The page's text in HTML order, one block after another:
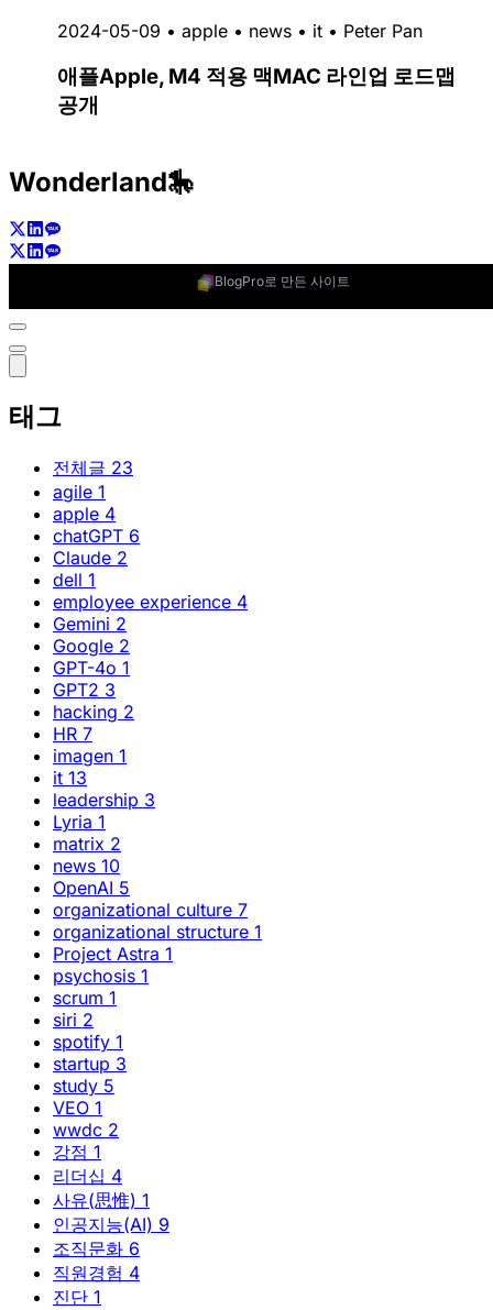
2024-05-09 • apple • news • it • Peter Pan
애플Apple, M4 적용 맥MAC 라인업 로드맵
공개
Wonderland🎠
BlogPro로 만든 사이트
태그
전체글 23
agile 1
apple 4
chatGPT 6
Claude 2
dell 1
employee experience 4
Gemini 2
Google 2
GPT-4o 1
GPT2 3
hacking 2
HR 7
imagen 1
it 13
leadership 3
Lyria 1
matrix 2
news 10
OpenAI 5
organizational culture 7
organizational structure 1
Project Astra 1
psychosis 1
scrum 1
siri 2
spotify 1
startup 3
study 5
VEO 1
wwdc 2
강점 1
리더십 4
사유(思惟) 1
인공지능(AI) 9
조직문화 6
직원경험 4
진단 1